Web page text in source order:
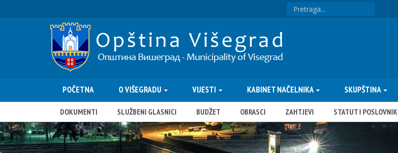
POČETNA O VIŠEGRADU VIJESTI KABINET NAČELNIKA SKUPŠTINA
DOKUMENTI SLUŽBENI GLASNICI BUDŽET OBRASCI ZAHTJEVI STATUT I POSLOVNIK